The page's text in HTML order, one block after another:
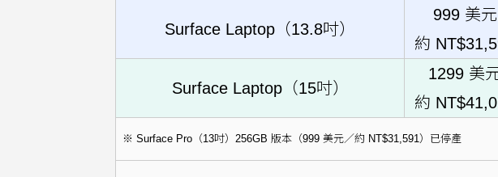
Surface Laptop（13.8吋）
999 美元
約
Surface Laptop（15吋）
1299 美
約
※ Surface Pro（13吋）256GB 版本（999 美元／約 NT$31,591）已停產